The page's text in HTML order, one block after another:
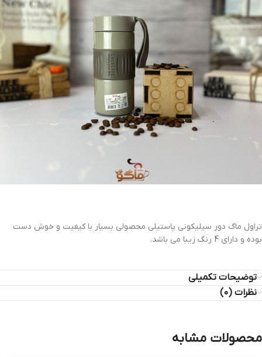
تراول ماگ دور سیلیکونی پاستیلی محصولی بسیار با کیفیت و خوش دست
بوده و دارای 4 رنگ زیبا می باشد.
توضیحات تکمیلی
نظرات (0)
محصولات مشابه